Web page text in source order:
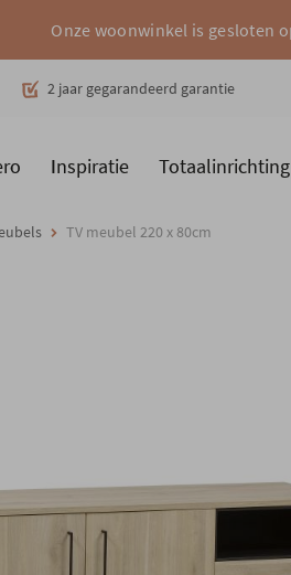
Onze woonwinkel is gesloten
2 jaar gegarandeerd garantie
Inspiratie Totaalinrichting
Ruimtes Merken
TV meubel 220 x 80cm